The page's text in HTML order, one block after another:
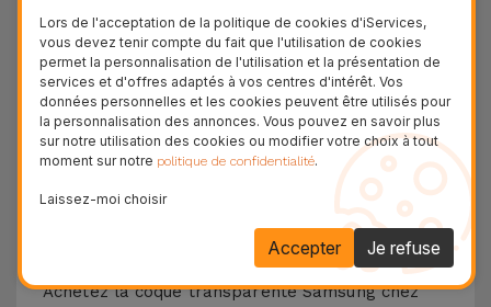
parfaitement au design du Smartphone. Tout
pour garantir une protection prolongée sans
ajouter de volume inutile. Nous vous rappelons
que le matériau TPU est reconnu pour sa
durabilité, mais également pour sa capacité à
absorber tout type d'impact.
Où acheter des coques Samsung ?
Achetez la coque transparente Samsung chez
Lors de l'acceptation de la politique de cookies d'iServices,
vous devez tenir compte du fait que l'utilisation de cookies
permet la personnalisation de l'utilisation et la présentation de
services et d'offres adaptés à vos centres d'intérêt. Vos
données personnelles et les cookies peuvent être utilisés pour
la personnalisation des annonces. Vous pouvez en savoir plus
sur notre utilisation des cookies ou modifier votre choix à tout
moment sur notre politique de confidentialité.
Laissez-moi choisir
Je refuse
Accepter